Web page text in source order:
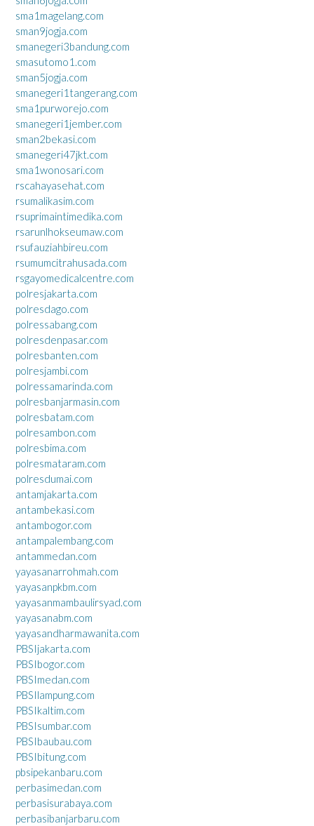
sma1magelang.com
sman9jogja.com
smanegeri3bandung.com
smasutomo1.com
sman5jogja.com
smanegeri1tangerang.com
sma1purworejo.com
smanegeri1jember.com
sman2bekasi.com
smanegeri47jkt.com
sma1wonosari.com
rscahayasehat.com
rsumalikasim.com
rsuprimaintimedika.com
rsarunlhokseumaw.com
rsufauziahbireu.com
rsumumcitrahusada.com
rsgayomedicalcentre.com
polresjakarta.com
polresdago.com
polressabang.com
polresdenpasar.com
polresbanten.com
polresjambi.com
polressamarinda.com
polresbanjarmasin.com
polresbatam.com
polresambon.com
polresbima.com
polresmataram.com
polresdumai.com
antamjakarta.com
antambekasi.com
antambogor.com
antampalembang.com
antammedan.com
yayasanarrohmah.com
yayasanpkbm.com
yayasanmambaulirsyad.com
yayasanabm.com
yayasandharmawanita.com
PBSIjakarta.com
PBSIbogor.com
PBSImedan.com
PBSIlampung.com
PBSIkaltim.com
PBSIsumbar.com
PBSIbaubau.com
PBSIbitung.com
pbsipekanbaru.com
perbasimedan.com
perbasisurabaya.com
perbasibanjarbaru.com